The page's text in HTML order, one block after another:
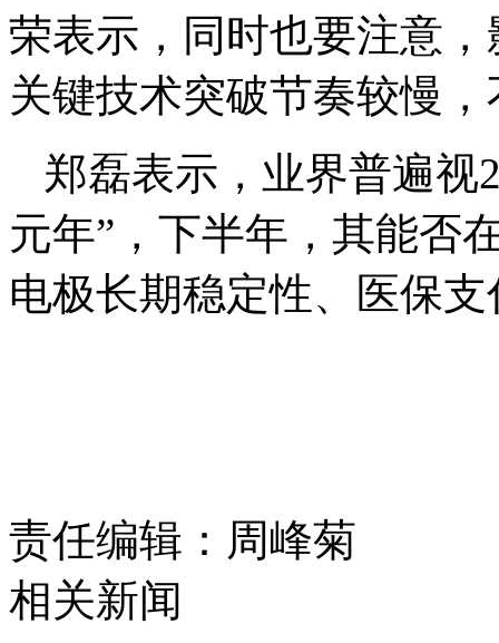
荣表示，同时也要注意
关键技术突破节奏较慢
郑磊表示，业界普遍视
元年”，下半年，其能否
电极长期稳定性、医保
责任编辑：周峰菊
相关新闻